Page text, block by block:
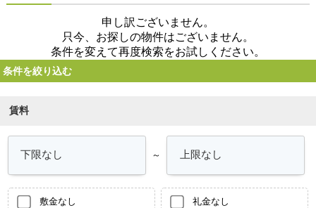
申し訳ございません。
只今、お探しの物件はございません。
条件を変えて再度検索をお試しください。
条件を絞り込む
賃料
～
敷金なし 礼金なし